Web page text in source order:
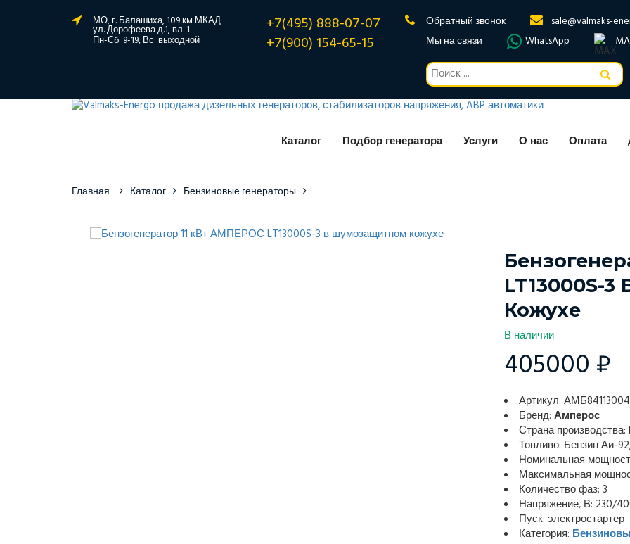
МО, г. Балашиха, 109 км МКАД
ул. Дорофеева д.1, вл. 1
Пн-Сб: 9-19, Вс: выходной
+7(495) 888-07-07
+7(900) 154-65-15
Обратный звонок
sale@valmaks-
Мы на связи
WhatsApp
Каталог Подбор генератора Услуги О нас Оплата
Главная Каталог Бензиновые генераторы
LT13000S-
Кожухе
В наличии
405000 ₽
Артикул:
Бренд: Амперос
Страна производства:
Топливо: Бензин Аи-
Номинальная
Максимальная
Количество фаз: 3
Напряжение, В: 230/
Пуск: электростартер
Категория: